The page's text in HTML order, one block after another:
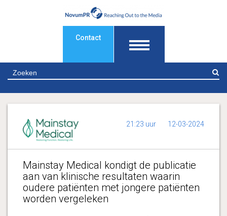
Contact
21:23 uur 12-03-2024
Mainstay Medical kondigt de publicatie
aan van klinische resultaten waarin
oudere patiënten met jongere patiënten
worden vergeleken